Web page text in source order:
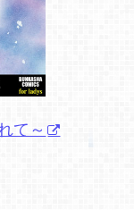
て～